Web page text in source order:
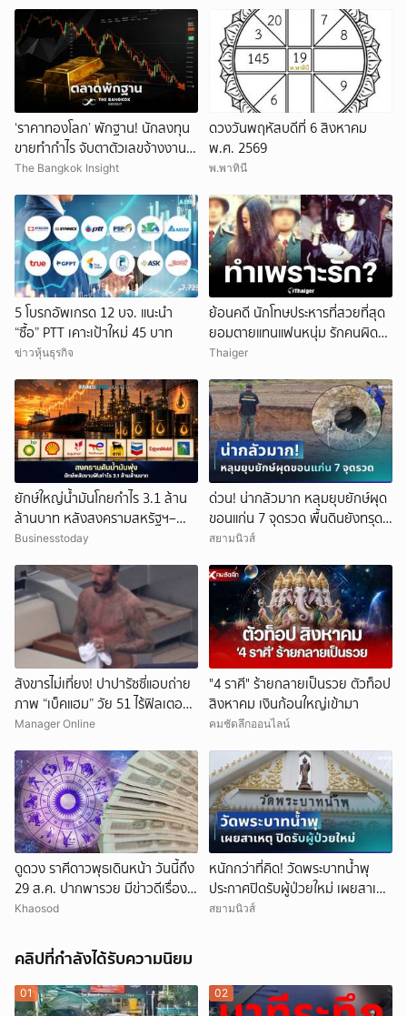
‘ราคาทองโลก’ พักฐาน! นักลงทุน
ขายทำกำไร จับตาตัวเลขจ้างงาน
สหรัฐ
The Bangkok Insight
ดวงวันพฤหัสบดีที่ 6 สิงหาคม
พ.ศ. 2569
พ.พาทินี
5 โบรกอัพเกรด 12 บจ. แนะนำ
“ซื้อ” PTT เคาะเป้าใหม่ 45 บาท
ข่าวหุ้นธุรกิจ
ย้อนคดี นักโทษประหารที่สวยที่สุด
ยอมตายแทนแฟนหนุ่ม รักคนผิด
ชีวิตดิ่งเหว
Thaiger
ยักษ์ใหญ่น้ำมันโกยกำไร 3.1 ล้าน
ล้านบาท หลังสงครามสหรัฐฯ–
อิหร่านดันราคาพลังงานพุ่ง
Businesstoday
ด่วน! น่ากลัวมาก หลุมยุบยักษ์ผุด
ขอนแก่น 7 จุดรวด พื้นดินยังทรุด
ไม่หยุด ชาวบ้านผวาหนัก
สยามนิวส์
สังขารไม่เที่ยง! ปาปารัซซี่แอบถ่าย
ภาพ “เบ็คแฮม” วัย 51 ไร้ฟิลเตอร์
เผยให้เห็นผมบาง-ศีรษะล้าน
Manager Online
"4 ราศี" ร้ายกลายเป็นรวย ตัวท็อป
สิงหาคม เงินก้อนใหญ่เข้ามา
คมชัดลึกออนไลน์
ดูดวง ราศีดาวพุธเดินหน้า วันนี้ถึง
29 ส.ค. ปากพารวย มีข่าวดีเรื่อง
เงิน-ค้าขาย
Khaosod
หนักกว่าที่คิด! วัดพระบาทน้ำพุ
ประกาศปิดรับผู้ป่วยใหม่ เผยสาเหตุ
สุดสะเทือนใจ
สยามนิวส์
คลิปที่กำลังได้รับความนิยม
01 02